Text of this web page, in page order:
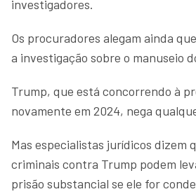
investigadores.
Os procuradores alegam ainda
a investigação sobre o manuseio
Trump, que está concorrendo à
novamente em 2024, nega
Mas especialistas jurídicos dizem
criminais contra Trump podem
prisão substancial se ele for